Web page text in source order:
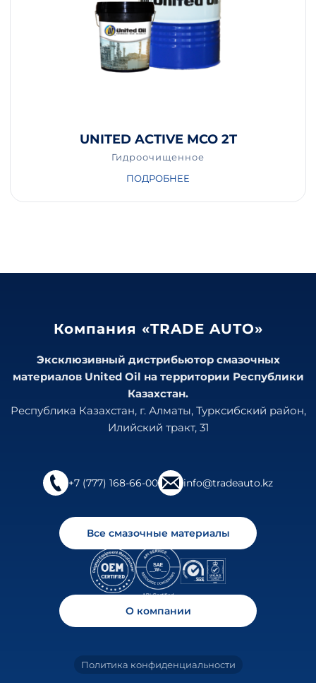
UNITED ACTIVE MCO 2T
Гидроочищенное
ПОДРОБНЕЕ
Компания «TRADE AUTO»
Эксклюзивный дистрибьютор смазочных
материалов United Oil на территории Республики
Казахстан.
Республика Казахстан, г. Алматы, Турксибский район,
Илийский тракт, 31
+7 (777) 168-66-00 info@tradeauto.kz
Все смазочные материалы
О компании
Политика конфиденциальности